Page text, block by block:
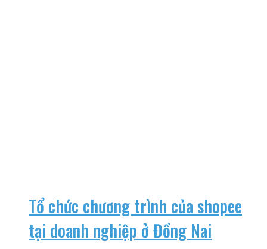
Tổ chức chương trình của shopee
tại doanh nghiệp ở Đồng Nai